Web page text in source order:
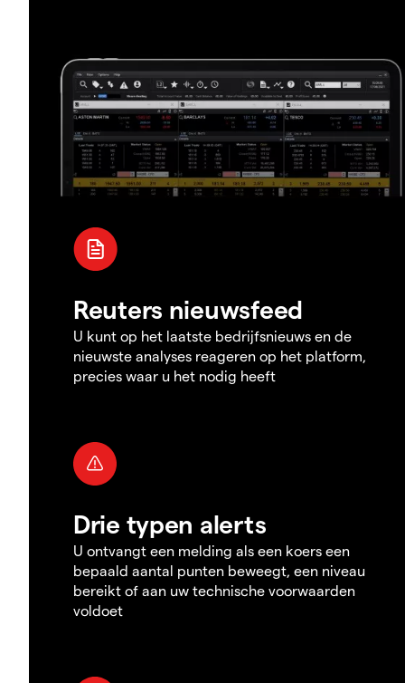
Reuters nieuwsfeed
U kunt op het laatste bedrijfsnieuws en de
nieuwste analyses reageren op het platform,
precies waar u het nodig heeft
Drie typen alerts
U ontvangt een melding als een koers een
bepaald aantal punten beweegt, een niveau
bereikt of aan uw technische voorwaarden
voldoet